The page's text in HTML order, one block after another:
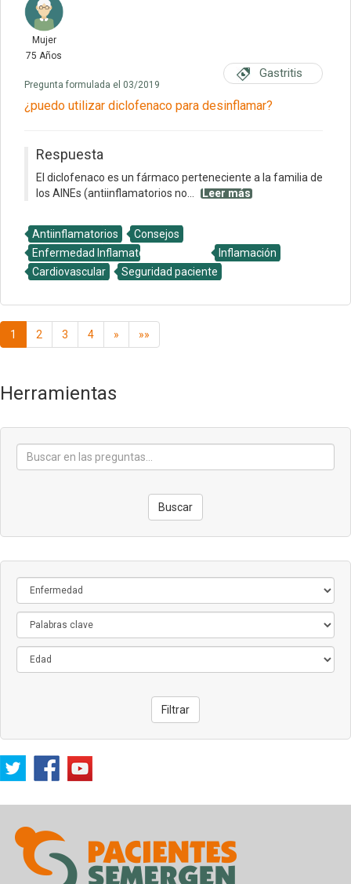
Mujer
75 Años
Pregunta formulada el 03/2019
Gastritis
¿puedo utilizar diclofenaco para desinflamar?
Respuesta
El diclofenaco es un fármaco perteneciente a la familia de
los AINEs (antiinflamatorios no...
Leer más
Antiinflamatorios
Consejos
Enfermedad Inflamatora Intestinal
Inflamación
Cardiovascular
Seguridad paciente
1 2 3 4 » »»
Herramientas
Buscar
Filtrar